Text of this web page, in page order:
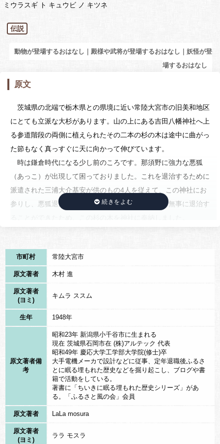
ミウラスギ ト キュウビ ノ キツネ
伝説
動物が登場するおはなし｜殿様や武将が登場するおはなし｜妖怪が登
場するおはなし
原文
茨城県の北端で栃木県との県境に近い常陸大宮市の旧美和地区
にとても立派な大杉があります。山の上にある吉田八幡神社へ上
る参道階段の両側に植えられたその二本の杉の木は途中に曲がっ
た節もなく真っすぐに天に向かって伸びています。
時は鎌倉時代になる少し前のころです。那須野に強力な悪狐
（あっこ）が出現して困っておりました。これを退治するために
派遣された三浦大介基安が供のもの4人を従えて、この神社にお
参りし、悪狐退治の武運を祈願したのです。そして無事に退治す
として守られてきました。
さて、この話を調べていくと壮大な妖怪狐「九尾狐」の話しに
たどり着きました。ではこの東洋世界を股にかけた最強の妖怪
「九尾狐」を順にお話しましょう。
（その一）妲己（だっき）（中国）
中国の殷国の時代の最後（紀元前十一世紀頃）のことです。九
尾の狐が絶世の美女「妲己（だっき）」に化け、国王の寵愛を受
けるが、国王は妲己の気を引くために欲望の限りや残虐な見せし
めなどを行うようになってしまいました。この欲望の限りは後に
「酒池肉林」などの語源として伝わっていきます。しかし、この
悪徳政治は武王の反乱で終わりを告げ、捕らえられた妲己は打ち
首ときまりました。しかし斬首の執行人はあまりの妖気に刑を執
行できなくなってしまいました。そこで釣りでおなじみの「太公
市町村 常陸大宮市
原文著者 木村 進
原文著者
(ヨミ)
キムラ ススム
生年 1948年
原文著者備
考
昭和23年 新潟県小千谷市に生まれる
現在 茨城県石岡市在 (株)アルテック 代表
昭和49年 慶応大学工学部大学院(修士)卒
大手電機メーカで設計などに従事、定年退職後ふるさ
とに眠る埋もれた歴史などを掘り起こし、ブログや書
籍で活動をしている。
著書に「ちいきに眠る埋もれた歴史シリーズ」があ
る。「ふるさと風の会」会員
原文著者 LaLa mosura
原文著者
(ヨミ)
ララ モスラ